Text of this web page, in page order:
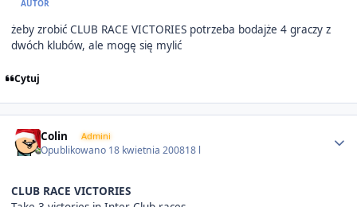
AUTOR
żeby zrobić CLUB RACE VICTORIES potrzeba bodajże 4 graczy z
dwóch klubów, ale mogę się mylić
Cytuj
Colin Admini
Opublikowano 18 kwietnia 200818 l
CLUB RACE VICTORIES